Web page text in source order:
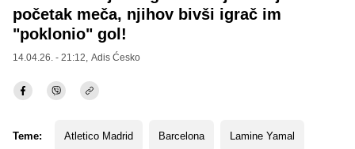
početak meča, njihov bivši igrač im
"poklonio" gol!
14.04.26. - 21:12, Adis Ćesko
Teme: Atletico Madrid Barcelona Lamine Yamal